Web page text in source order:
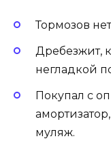
Тормозов
Дребезжит,
негладкой
Покупал с
муляж.